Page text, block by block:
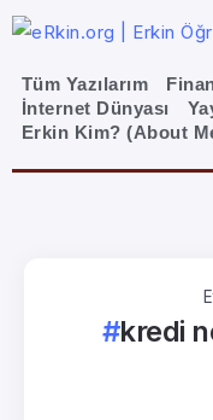
Tüm Yazılarım
İnternet Dünyası
Erkin Kim? (About
kredi